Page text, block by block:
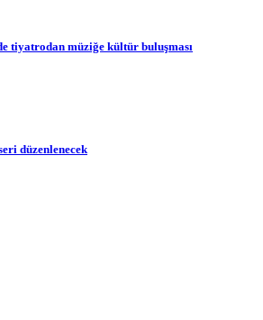
tiyatrodan müziğe kültür buluşması
düzenlenecek